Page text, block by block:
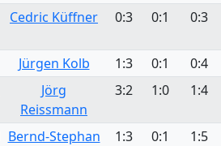
Cedric Küffner 0:3 0:1 0:3
Jürgen Kolb 1:3 0:1
0:4
Jörg
Reissmann
3:2 1:0 1:4
Bernd-Stephan
1:3 0:1 1:5